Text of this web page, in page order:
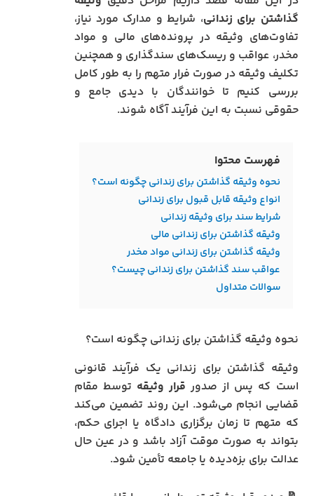
گذاشتن برای زندانی، شرایط و مدارک مورد نیاز،
تفاوت‌های وثیقه در پرونده‌های مالی و مواد
مخدر، عواقب و ریسک‌های سندگذاری و همچنین
تکلیف وثیقه در صورت فرار متهم را به طور کامل
بررسی کنیم تا خوانندگان با دیدی جامع و
حقوقی نسبت به این فرآیند آگاه شوند.
فهرست محتوا
نحوه وثیقه گذاشتن برای زندانی چگونه است؟
انواع وثیقه قابل قبول برای زندانی
شرایط سند برای وثیقه زندانی
وثیقه گذاشتن برای زندانی مالی
وثیقه گذاشتن برای زندانی مواد مخدر
عواقب سند گذاشتن برای زندانی چیست؟
سوالات متداول
نحوه وثیقه گذاشتن برای زندانی چگونه است؟
وثیقه گذاشتن برای زندانی یک فرآیند قانونی
است که پس از صدور قرار وثیقه توسط مقام
قضایی انجام می‌شود. این روند تضمین می‌کند
که متهم تا زمان برگزاری دادگاه یا اجرای حکم،
بتواند به صورت موقت آزاد باشد و در عین حال
عدالت برای بزه‌دیده یا جامعه تأمین شود.